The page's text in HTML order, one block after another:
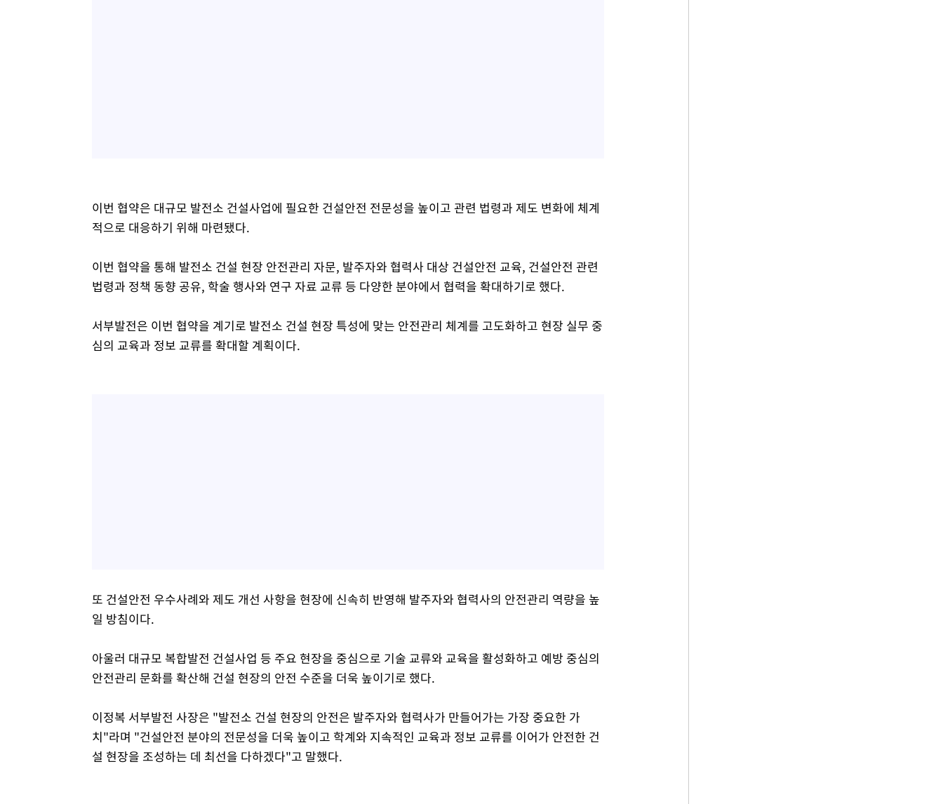
이번 협약은 대규모 발전소 건설사업에 필요한 건설안전 전문성을 높이고 관련 법령과 제도 변화에 체계
적으로 대응하기 위해 마련됐다.
이번 협약을 통해 발전소 건설 현장 안전관리 자문, 발주자와 협력사 대상 건설안전 교육, 건설안전 관련
법령과 정책 동향 공유, 학술 행사와 연구 자료 교류 등 다양한 분야에서 협력을 확대하기로 했다.
서부발전은 이번 협약을 계기로 발전소 건설 현장 특성에 맞는 안전관리 체계를 고도화하고 현장 실무 중
심의 교육과 정보 교류를 확대할 계획이다.
또 건설안전 우수사례와 제도 개선 사항을 현장에 신속히 반영해 발주자와 협력사의 안전관리 역량을 높
일 방침이다.
아울러 대규모 복합발전 건설사업 등 주요 현장을 중심으로 기술 교류와 교육을 활성화하고 예방 중심의
안전관리 문화를 확산해 건설 현장의 안전 수준을 더욱 높이기로 했다.
이정복 서부발전 사장은 "발전소 건설 현장의 안전은 발주자와 협력사가 만들어가는 가장 중요한 가
치"라며 "건설안전 분야의 전문성을 더욱 높이고 학계와 지속적인 교육과 정보 교류를 이어가 안전한 건
설 현장을 조성하는 데 최선을 다하겠다"고 말했다.